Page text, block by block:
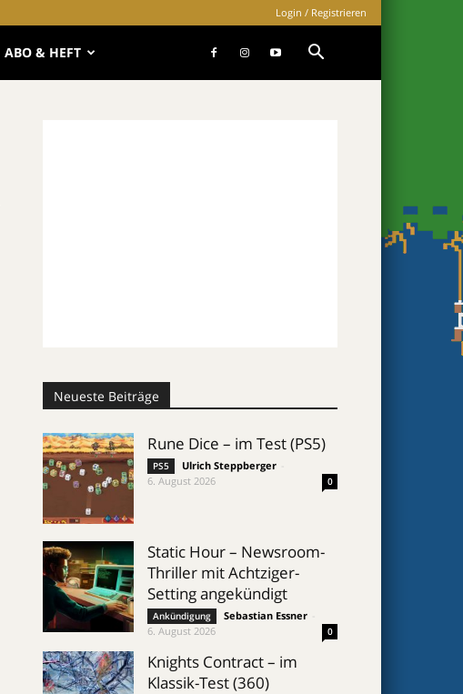
Login / Registrieren
ABO & HEFT
Neueste Beiträge
Rune Dice – im Test (PS5)
PS5 Ulrich Steppberger
6. August 2026
0
Static Hour – Newsroom-
Thriller mit Achtziger-
Setting angekündigt
Ankündigung Sebastian Essner
6. August 2026
0
Knights Contract – im
Klassik-Test (360)